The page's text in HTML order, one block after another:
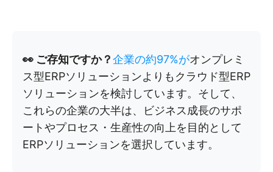
👀 ご存知ですか？企業の約97%がオンプレミ
ス型ERPソリューションよりもクラウド型ERP
ソリューションを検討しています。そして、
これらの企業の大半は、ビジネス成長のサポ
ートやプロセス・生産性の向上を目的として
ERPソリューションを選択しています。